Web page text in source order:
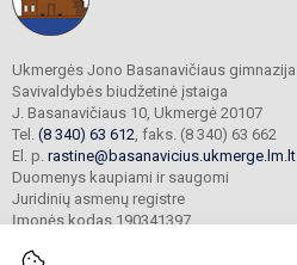
Ukmergės Jono Basanavičiaus gimnazija
Savivaldybės biudžetinė įstaiga
J. Basanavičiaus 10, Ukmergė 20107
Tel. (8 340) 63 612 , faks. (8 340) 63 662
El. p. rastine@basanavicius.ukmerge.lm.lt
Duomenys kaupiami ir saugomi
Juridinių asmenų registre
Įmonės kodas 190341397